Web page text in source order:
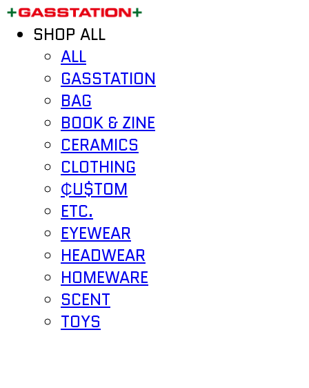
SHOP ALL
ALL
GASSTATION
BAG
BOOK & ZINE
CERAMICS
CLOTHING
₵U$TOM
ETC.
EYEWEAR
HEADWEAR
HOMEWARE
SCENT
TOYS